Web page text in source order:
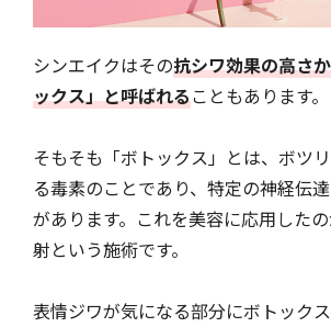
シンエイクはその抗シワ効果の高さ
ックス」と呼ばれることもあります。
そもそも「ボトックス」とは、ボツ
る毒素のことであり、特定の神経伝
があります。これを美容に応用した
射という施術です。
表情ジワが気になる部分にボトック